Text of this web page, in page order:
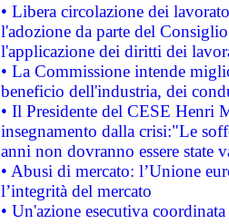
• Libera circolazione dei
l'adozione da parte del
l'applicazione dei diritti dei
• La Commissione intende
beneficio dell'industria, dei
• Il Presidente del CESE Henri
insegnamento dalla crisi:"Le
anni non dovranno essere state
• Abusi di mercato: l’Unione
l’integrità del mercato
• Un'azione esecutiva